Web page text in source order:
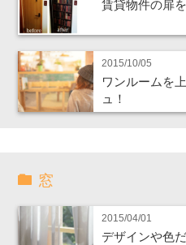
賃貸物件の扉
2015/10/05
ワンルームを
ュ！
窓
2015/04/01
デザインや色